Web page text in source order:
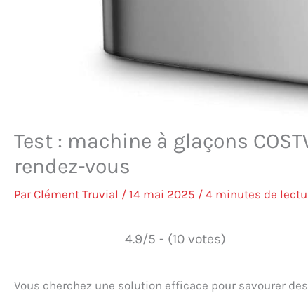
Test : machine à glaçons
rendez-vous
Par Clément Truvial / 14 mai 2025 / 4 minutes de
4.9/5 - (10 votes)
Vous cherchez une solution efficace pour savourer